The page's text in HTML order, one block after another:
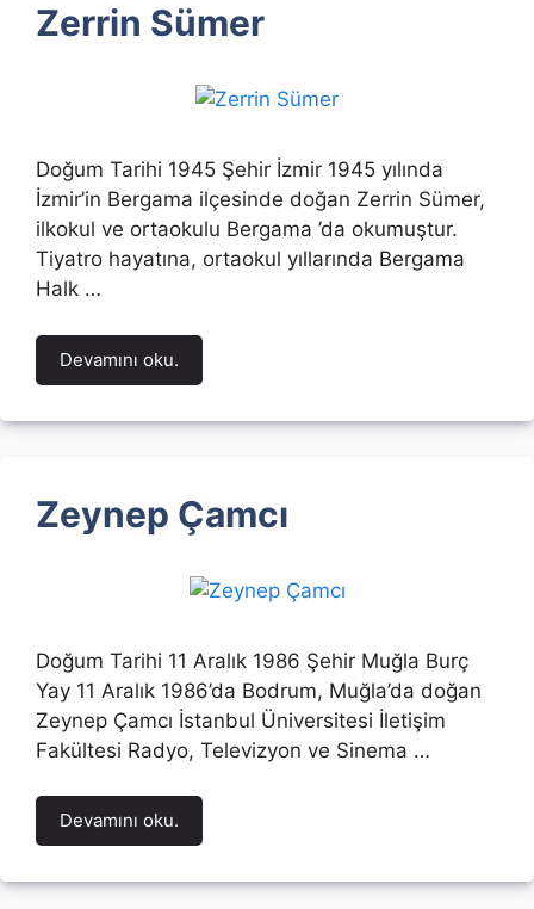
Zerrin Sümer
Doğum Tarihi 1945 Şehir İzmir 1945 yılında
İzmir’in Bergama ilçesinde doğan Zerrin Sümer,
ilkokul ve ortaokulu Bergama ’da okumuştur.
Tiyatro hayatına, ortaokul yıllarında Bergama
Halk …
Devamını oku.
Zeynep Çamcı
Doğum Tarihi 11 Aralık 1986 Şehir Muğla Burç
Yay 11 Aralık 1986’da Bodrum, Muğla’da doğan
Zeynep Çamcı İstanbul Üniversitesi İletişim
Fakültesi Radyo, Televizyon ve Sinema …
Devamını oku.